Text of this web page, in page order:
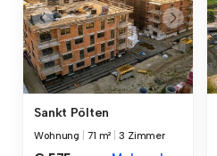
Sankt Pölten
Wohnung 71 m² |3 Zimmer